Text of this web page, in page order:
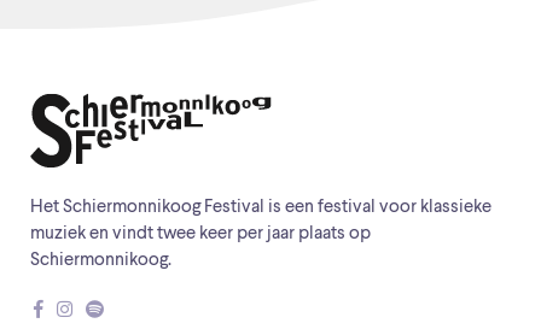
Het Schiermonnikoog Festival is een festival voor klassieke
muziek en vindt twee keer per jaar plaats op
Schiermonnikoog.